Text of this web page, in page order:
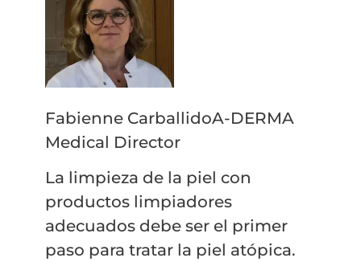
Fabienne CarballidoA-DERMA
Medical Director
La limpieza de la piel con
productos limpiadores
adecuados debe ser el primer
paso para tratar la piel atópica.